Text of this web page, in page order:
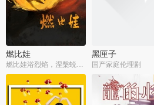
燃比娃
燃比娃浴烈焰，涅槃蜕变成人
黑匣子
国产家庭伦理剧